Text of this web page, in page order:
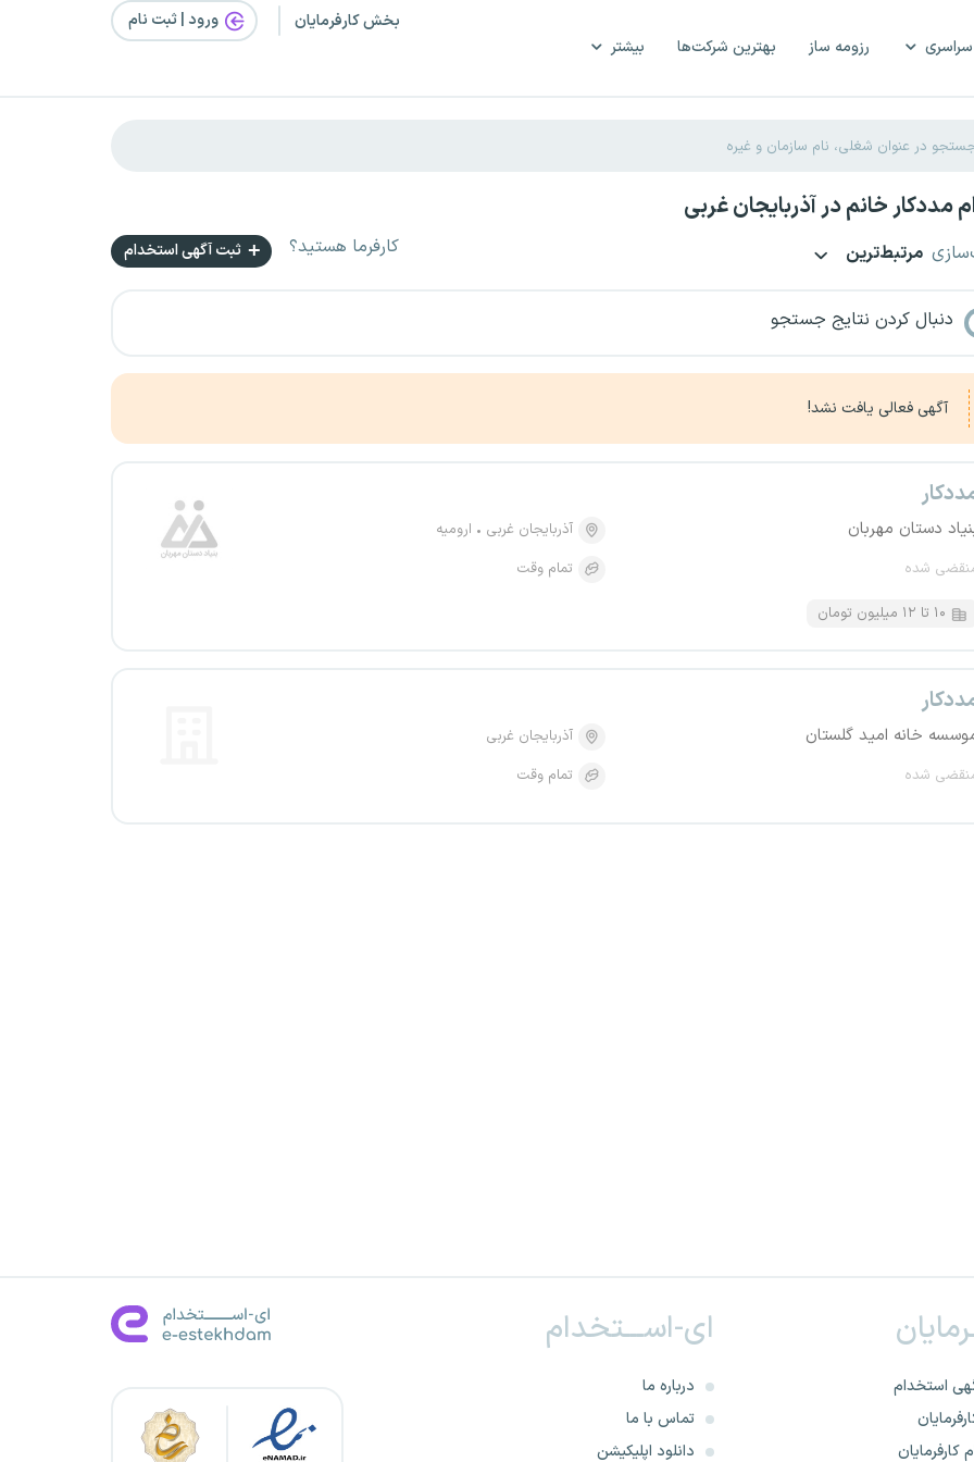
رزومه ساز بهترین شرکت‌ها بیشتر
بخش کارفرمایان ورود | ثبت‌ نام
مددکار خانم در آذربایجان غربی
مرتبط‌ترین کارفرما هستید؟ ثبت آگهی استخدام
دنبال کردن نتایج جستجو
آگهی فعالی یافت نشد!
دستان مهربان
شده
آذربایجان غربی
ارومیه
تمام وقت
۱۰ تا ۱۲ میلیون تومان
خانه امید گلستان
شده
آذربایجان غربی
تمام وقت
استخدام
کارفرمایان
ای-اســـتخدام
درباره ما
تماس با ما
دانلود اپلیکیشن